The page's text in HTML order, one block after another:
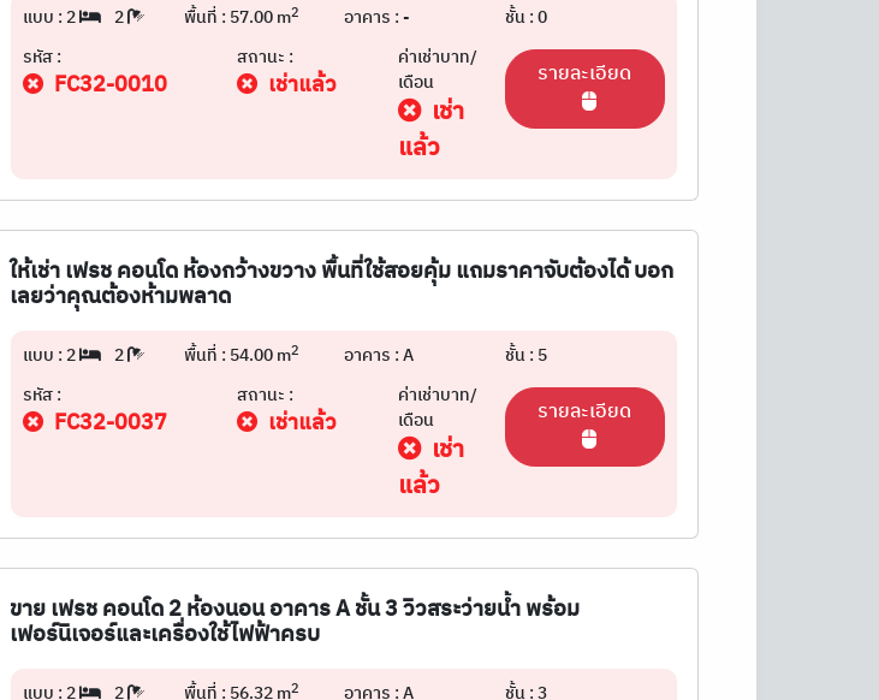
แบบ : 2 2 พื้นที่ : 57.00 m2 อาคาร : -
ชั้น : 0
รหัส :
FC32-0010
สถานะ :
เช่าแล้ว
ค่าเช่าบาท/
เดือน
เช่า
แล้ว
ให้เช่า เฟรช คอนโด ห้องกว้างขวาง พื้นที่ใช้สอยคุ้ม แถมราคาจับต้องได้ บอก
เลยว่าคุณต้องห้ามพลาด
แบบ : 2 2 พื้นที่ : 54.00 m2 อาคาร : A
ชั้น : 5
รหัส :
FC32-0037
สถานะ :
เช่าแล้ว
ค่าเช่าบาท/
เดือน
เช่า
แล้ว
ขาย เฟรช คอนโด 2 ห้องนอน อาคาร A ชั้น 3 วิวสระว่ายน้ำ พร้อม
เฟอร์นิเจอร์และเครื่องใช้ไฟฟ้าครบ
แบบ : 2 2 พื้นที่ : 56.32 m2 อาคาร : A ชั้น : 3